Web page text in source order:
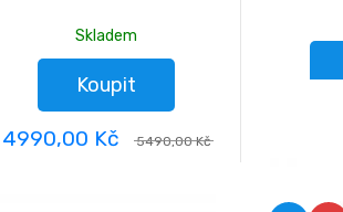
Skladem
Koupit
4990,00 Kč 5490,00 Kč